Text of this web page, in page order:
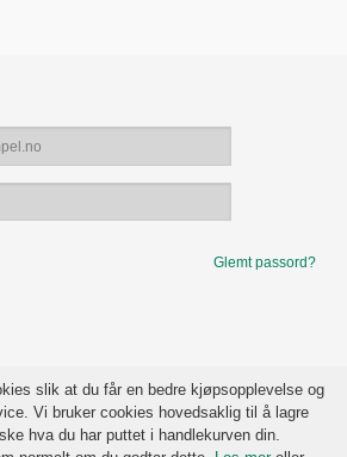
Glemt passord?
slik at du får en bedre kjøpsopplevelse og
Vi bruker cookies hovedsaklig til å lagre
hva du har puttet i handlekurven din.